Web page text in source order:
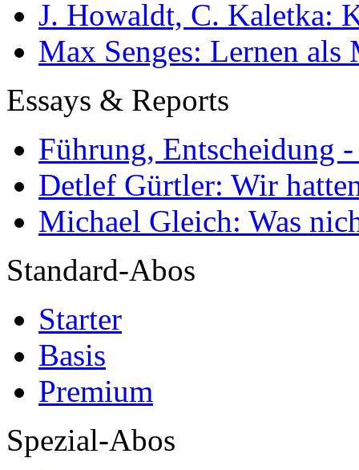
J. Howaldt, C. Kaletka:
Max Senges: Lernen als
Essays & Reports
Führung, Entscheidung
Detlef Gürtler: Wir
Michael Gleich: Was
Standard-Abos
Starter
Basis
Premium
Spezial-Abos